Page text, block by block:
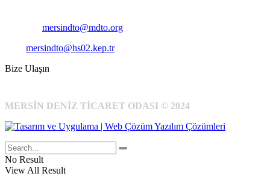
mersindto@mdto.org
mersindto@hs02.kep.tr
Bize Ulaşın
MERSİN DENİZ TİCARET ODASI © 2024
No Result
View All Result